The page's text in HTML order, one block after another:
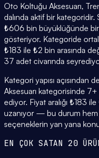
Oto Koltuğu Aksesuarı,
dalında aktif bir kategoridir.
₺606 bin büyüklüğünde
gösteriyor. Kategoride
₺183 ile ₺2 bin arasında
37 adet civarında
Kategori yapısı
Aksesuarı kategorisinde
ediyor. Fiyat aralığı ₺183
uzanıyor — bu durum
seçeneklerin yan yana
EN ÇOK SATAN 20